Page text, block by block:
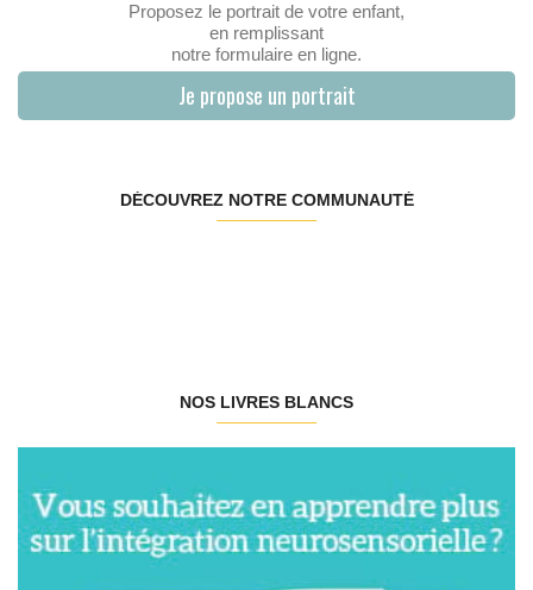
Proposez le portrait de votre enfant,
en remplissant
notre formulaire en ligne.
Je propose un portrait
DÉCOUVREZ NOTRE COMMUNAUTÉ
NOS LIVRES BLANCS